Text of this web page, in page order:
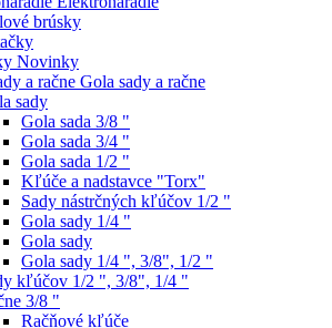
brúsky
Novinky
Gola sady a račne
sady
Gola sada 3/8 "
Gola sada 3/4 "
Gola sada 1/2 "
Kľúče a nadstavce "Torx"
Sady nástrčných kľúčov 1/2 "
Gola sady 1/4 "
Gola sady
Gola sady 1/4 ", 3/8", 1/2 "
kľúčov 1/2 ", 3/8", 1/4 "
3/8 "
Račňové kľúče